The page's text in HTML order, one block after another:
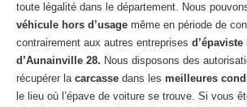
toute légalité dans le département. Nous
véhicule hors d’usage même en période de
contrairement aux autres entreprises
d’Aunainville 28. Nous disposons des
récupérer la carcasse dans les meilleures
le lieu où l’épave de voiture se trouve. Si vous